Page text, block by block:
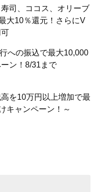
司、ココス、オリーブ
大10％還元！さらにV
への振込で最大10,000
ン！8/31まで
を10万円以上増加で最
キャンペーン！～